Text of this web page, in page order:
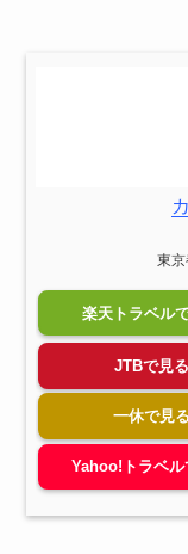
東
楽天トラベル
JTBで見る
一休で見る
Yahoo!トラベル